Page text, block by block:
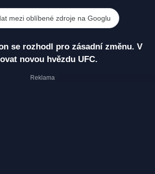
mezi oblíbené zdroje na Googlu
se rozhodl pro zásadní změnu. V
novou hvězdu UFC.